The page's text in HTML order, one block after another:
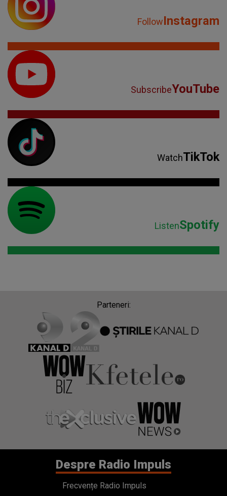
FollowInstagram
SubscribeYouTube
WatchTikTok
ListenSpotify
Parteneri:
Despre Radio Impuls
Frecvențe Radio Impuls